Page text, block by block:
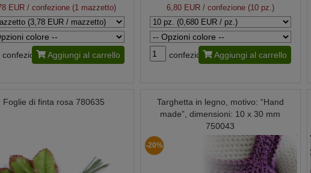
EUR / confezione (1 mazzetto)
confezione Aggiungi al carrello
6,80 EUR/ confezione (10 pz.)
confezione Aggiungi al carrello
Foglie di finta rosa 780635
Targhetta in legno, motivo: “Hand
made”, dimensioni: 10 x 30 mm
750043
-20%